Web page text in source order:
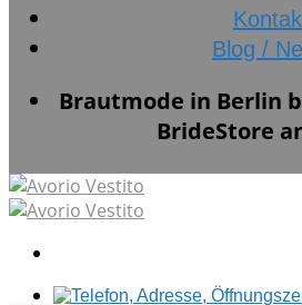
Blog /
Brautmode in Berlin
BrideStore